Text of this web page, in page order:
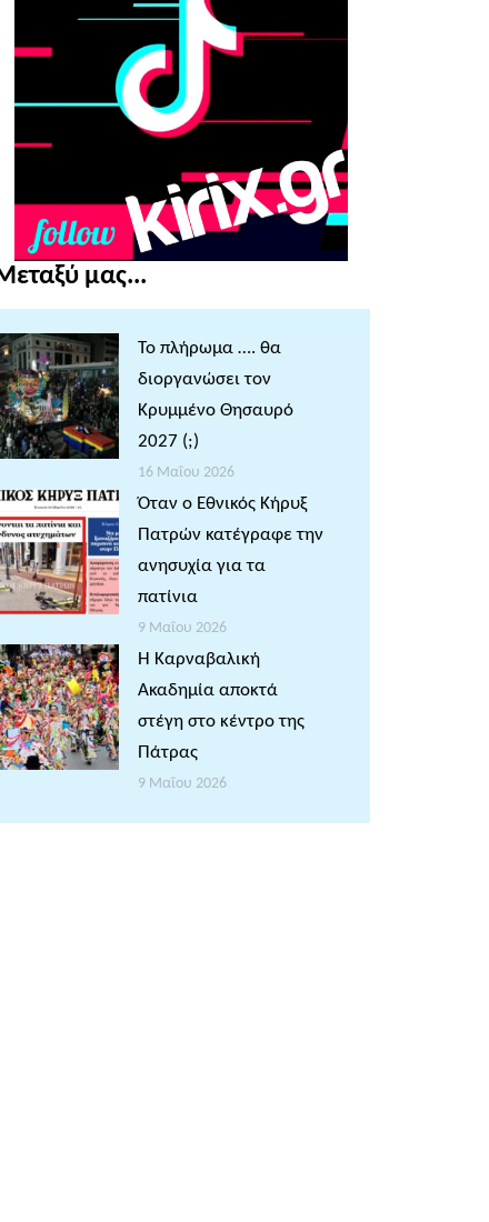
μας...
Το πλήρωμα …. θα
διοργανώσει τον
Κρυμμένο Θησαυρό
2027 (;)
16 Μαΐου 2026
Όταν ο Εθνικός Κήρυξ
Πατρών κατέγραφε την
ανησυχία για τα
πατίνια
9 Μαΐου 2026
Η Καρναβαλική
Ακαδημία αποκτά
στέγη στο κέντρο της
Πάτρας
9 Μαΐου 2026